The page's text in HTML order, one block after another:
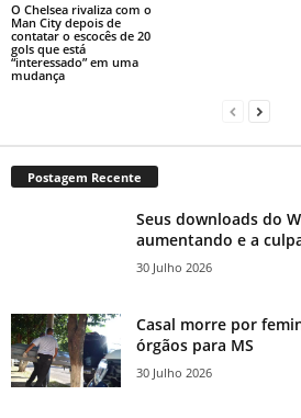
O Chelsea rivaliza com o
Man City depois de
contatar o escocês de 20
gols que está
“interessado” em uma
mudança
Postagem Recente
Seus downloads do
aumentando e a
30 Julho 2026
Casal morre por
órgãos para MS
30 Julho 2026